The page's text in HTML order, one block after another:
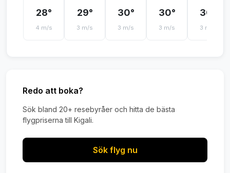
28°
4 m/s
29°
3 m/s
30°
3 m/s
30°
3 m/s
30°
3 m/s
Redo att boka?
Sök bland 20+ resebyråer och hitta de bästa
flygpriserna till Kigali.
Sök flyg nu